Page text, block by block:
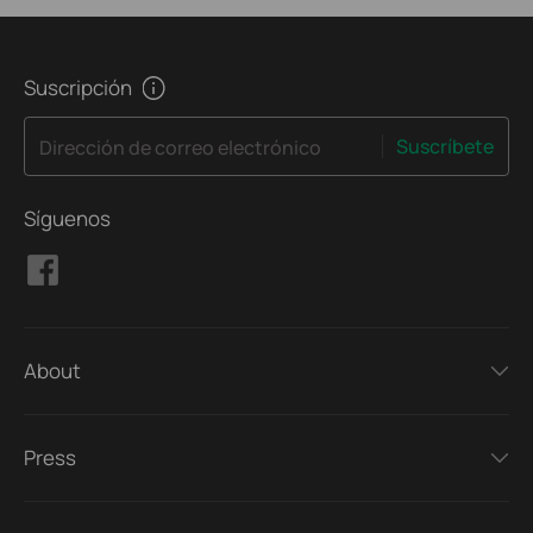
Suscripción
Dirección de correo electrónico Suscríbete
Síguenos
About
Press